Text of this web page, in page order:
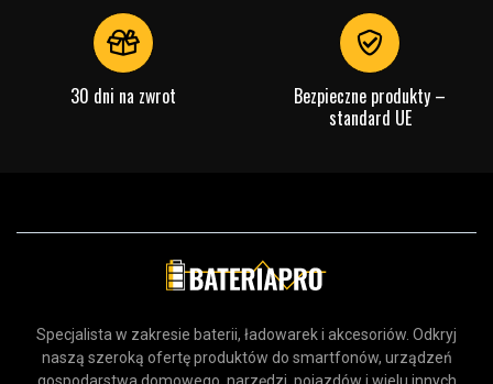
30 dni na zwrot
Bezpieczne produkty –
standard UE
Specjalista w zakresie baterii, ładowarek i akcesoriów. Odkryj
naszą szeroką ofertę produktów do smartfonów, urządzeń